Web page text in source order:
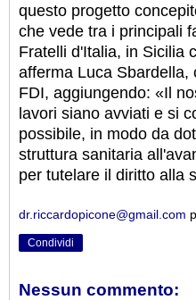
questo progetto
che vede tra i principali
Fratelli d'Italia, in Sicilia
afferma Luca Sbardella,
FDI, aggiungendo: «Il
lavori siano avviati e si
possibile, in modo da
struttura sanitaria
per tutelare il diritto alla
dr.riccardopicone@gmail.com
Condividi
Nessun commento: